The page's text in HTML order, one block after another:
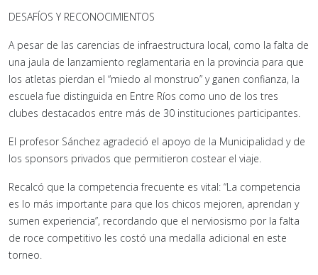
DESAFÍOS Y RECONOCIMIENTOS
A pesar de las carencias de infraestructura local, como la falta de
una jaula de lanzamiento reglamentaria en la provincia para que
los atletas pierdan el “miedo al monstruo” y ganen confianza, la
escuela fue distinguida en Entre Ríos como uno de los tres
clubes destacados entre más de 30 instituciones participantes.
El profesor Sánchez agradeció el apoyo de la Municipalidad y de
los sponsors privados que permitieron costear el viaje.
Recalcó que la competencia frecuente es vital: “La competencia
es lo más importante para que los chicos mejoren, aprendan y
sumen experiencia”, recordando que el nerviosismo por la falta
de roce competitivo les costó una medalla adicional en este
torneo.